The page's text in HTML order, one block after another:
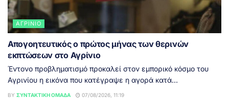
ΑΓΡΊΝΙΟ
Απογοητευτικός ο πρώτος μήνας των θερινών
εκπτώσεων στο Αγρίνιο
Έντονο προβληματισμό προκαλεί στον εμπορικό κόσμο του
Αγρινίου η εικόνα που κατέγραψε η αγορά κατά...
BY ΣΥΝΤΑΚΤΙΚΉ ΟΜΆΔΑ 07/08/2026, 11:19